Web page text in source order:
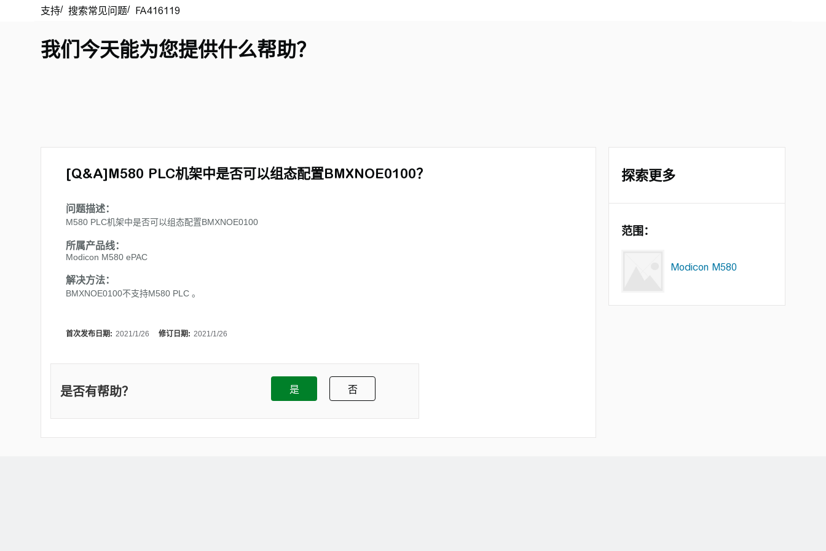
我们今天能为您提供什么帮助？
[Q&A]M580 PLC机架中是否可以组态配置BMXNOE0100？
问题描述：
M580 PLC机架中是否可以组态配置BMXNOE0100
所属产品线：
Modicon M580 ePAC
解决方法：
BMXNOE0100不支持M580 PLC 。
首次发布日期: 2021/1/26 修订日期: 2021/1/26
是否有帮助？
探索更多
范围：
Modicon M580